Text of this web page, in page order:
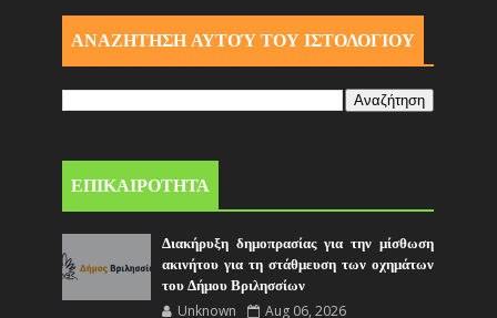
ΑΝΑΖΗΤΗΣΗ ΑΥΤΟΎ ΤΟΥ ΙΣΤΟΛΟΓΙΟΥ
ΕΠΙΚΑΙΡΟΤΗΤΑ
Διακήρυξη δημοπρασίας για την μίσθωση
ακινήτου για τη στάθμευση των οχημάτων
του Δήμου Βριλησσίων
Unknown Aug 06, 2026